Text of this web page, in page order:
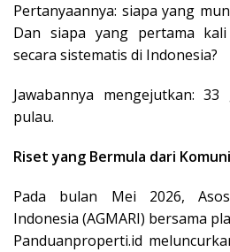
Pertanyaannya: siapa yang
Dan siapa yang pertama
secara sistematis di Indonesia?
Jawabannya mengejutkan:
pulau.
Riset yang Bermula dari
Pada bulan Mei 2026,
Indonesia (AGMARI) bersama
Panduanproperti.id